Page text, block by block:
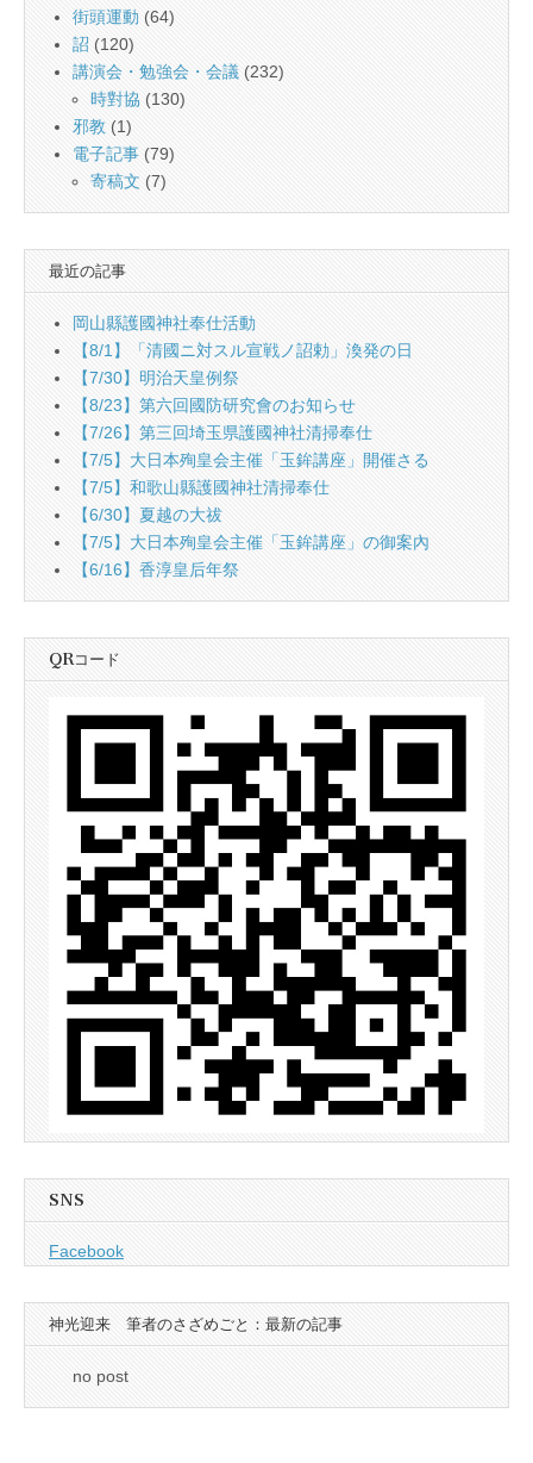
街頭運動 (64)
詔 (120)
講演会・勉強会・会議 (232)
時對協 (130)
邪教 (1)
電子記事 (79)
寄稿文 (7)
最近の記事
岡山縣護國神社奉仕活動
【8/1】「清國ニ対スル宣戦ノ詔勅」渙発の日
【7/30】明治天皇例祭
【8/23】第六回國防研究會のお知らせ
【7/26】第三回埼玉県護國神社清掃奉仕
【7/5】大日本殉皇会主催「玉鉾講座」開催さる
【7/5】和歌山縣護國神社清掃奉仕
【6/30】夏越の大祓
【7/5】大日本殉皇会主催「玉鉾講座」の御案內
【6/16】香淳皇后年祭
QRコード
SNS
Facebook
神光迎来 筆者のさざめごと：最新の記事
no post